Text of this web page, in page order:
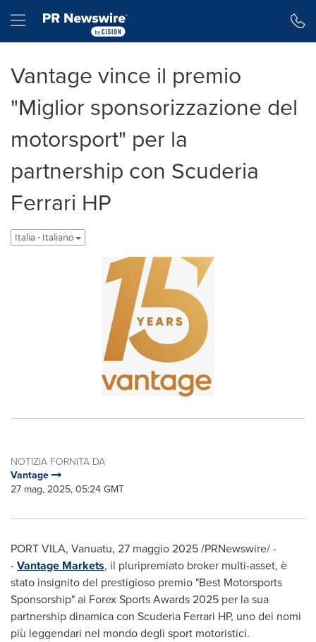
Hamburger menu
Vantage vince il premio
"Miglior sponsorizzazione del
motorsport" per la
partnership con Scuderia
Ferrari HP
Italia - Italiano
NOTIZIA FORNITA DA
Vantage
27 mag, 2025, 05:24 GMT
PORT VILA, Vanuatu, 27 maggio 2025/PRNewswire/ -
-Vantage Markets, il pluripremiato broker multi-asset, è
stato insignito del prestigioso premio "Best Motorsports
Sponsorship" ai Forex Sports Awards 2025 per la sua
partnership dinamica con Scuderia Ferrari HP, uno dei nomi
più leggendari nel mondo degli sport motoristici.